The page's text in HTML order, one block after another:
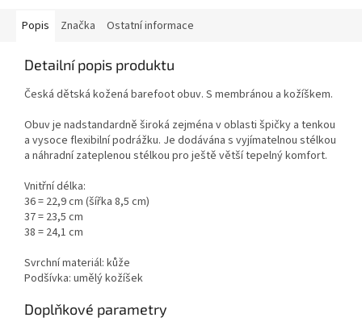
Popis Značka Ostatní informace
Detailní popis produktu
Česká dětská kožená barefoot obuv. S membránou a kožíškem.
Obuv je nadstandardně široká zejména v oblasti špičky a tenkou
a vysoce flexibilní podrážku. Je dodávána s vyjímatelnou stélkou
a náhradní zateplenou stélkou pro ještě větší tepelný komfort.
Vnitřní délka:
36 = 22,9 cm (šířka 8,5 cm)
37 = 23,5 cm
38 = 24,1 cm
Svrchní materiál: kůže
Podšívka: umělý kožíšek
Doplňkové parametry